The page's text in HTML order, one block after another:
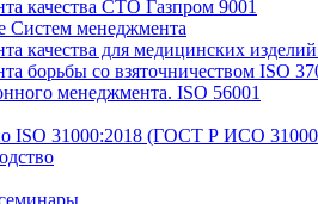
качества СТО Газпром 9001
Систем менеджмента
качества для медицинских
борьбы со взяточничеством ISO
менеджмента. ISO 56001
ISO 31000:2018 (ГОСТ Р ИСО